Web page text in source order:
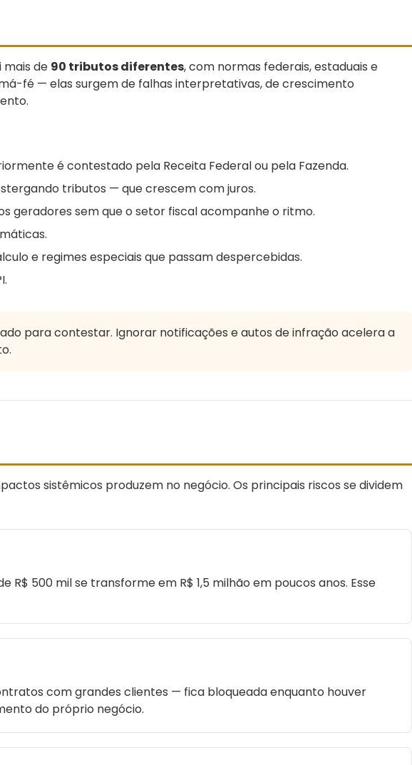
mais de 90 tributos diferentes, com normas federais, estaduais e
fé — elas surgem de falhas interpretativas, de crescimento
é contestado pela Receita Federal ou pela Fazenda.
tributos — que crescem com juros.
geradores sem que o setor fiscal acompanhe o ritmo.
e regimes especiais que passam despercebidas.
para contestar. Ignorar notificações e autos de infração acelera a
sistêmicos produzem no negócio. Os principais riscos se dividem
500 mil se transforme em R$ 1,5 milhão em poucos anos. Esse
com grandes clientes — fica bloqueada enquanto houver
do próprio negócio.